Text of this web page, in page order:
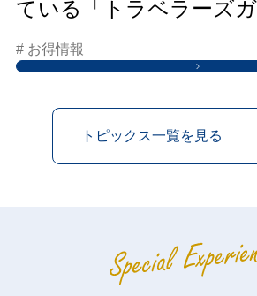
ている「トラベラーズ
ちらから
# お得情報
トピックス一覧を見る